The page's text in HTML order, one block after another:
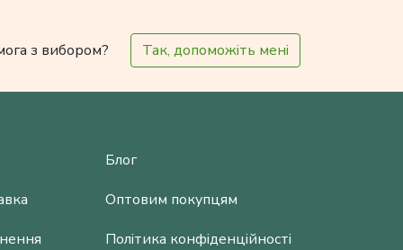
з вибором? Так, допоможіть мені
Блог
Оптовим покупцям
Політика конфіденційності